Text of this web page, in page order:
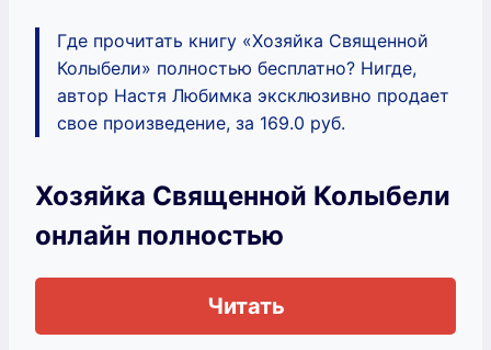
Где прочитать книгу «Хозяйка Священной
Колыбели» полностью бесплатно? Нигде,
автор Настя Любимка эксклюзивно продает
свое произведение, за 169.0 руб.
Хозяйка Священной Колыбели
онлайн полностью
Читать